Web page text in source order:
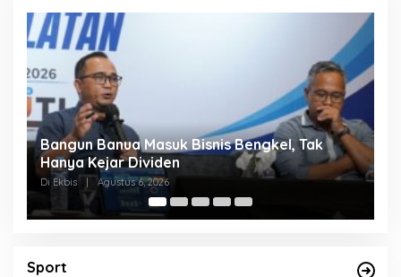
Bangun Banua Masuk Bisnis Bengkel, Tak
Hanya Kejar Dividen
Di Ekbis | Agustus 6, 2026
Sport